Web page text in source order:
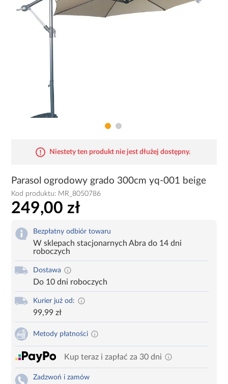
Niestety ten produkt nie jest dłużej dostępny.
Parasol ogrodowy grado 300cm yq-001 beige
Kod produktu: MR_8050786
249,00 zł
Bezpłatny odbiór towaru
W sklepach stacjonarnych Abra do 14 dni
roboczych
Dostawa
Do 10 dni roboczych
Kurier już od:
99,99 zł
Metody płatności
Kup teraz i zapłać za 30 dni
Zadzwoń i zamów